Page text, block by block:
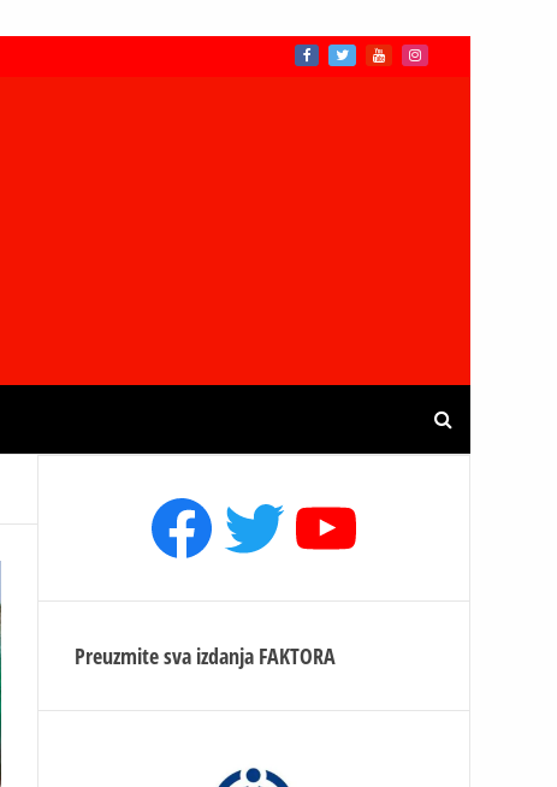
Facebook
TwitterYouTube
Preuzmite sva izdanja FAKTORA